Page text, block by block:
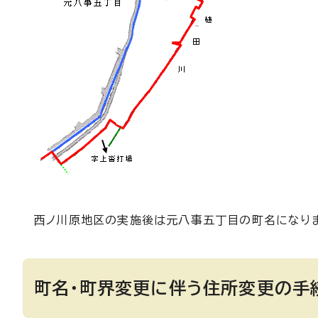
西ノ川原地区の実施後は元八事五丁目の町名になりま
町名・町界変更に伴う住所変更の手